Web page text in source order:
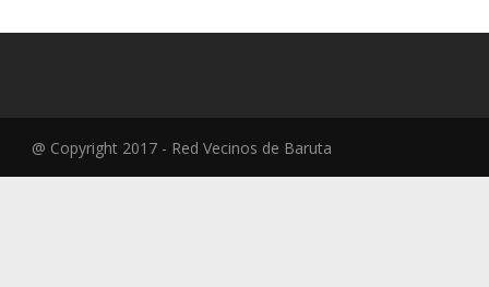
@ Copyright 2017 - Red Vecinos de Baruta